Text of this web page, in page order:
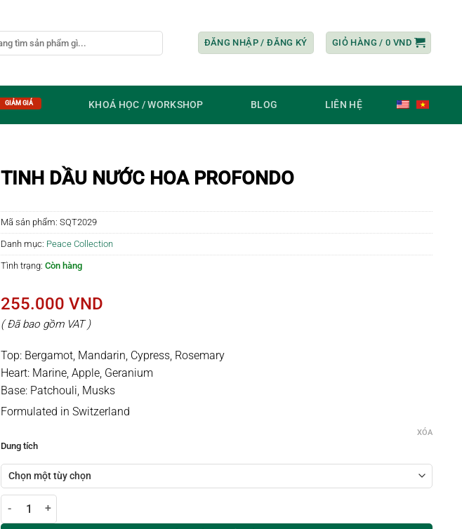
ĐĂNG NHẬP / ĐĂNG KÝ GIỎ HÀNG /0 VND
KHOÁ HỌC / WORKSHOP BLOG LIÊN HỆ
TINH DẦU NƯỚC HOA PROFONDO
Mã sản phẩm: SQT2029
Danh mục: Peace Collection
Tình trạng: Còn hàng
255.000 VND
( Đã bao gồm VAT )
Top: Bergamot, Mandarin, Cypress, Rosemary
Heart: Marine, Apple, Geranium
Base: Patchouli, Musks
Formulated in Switzerland
Dung tích
XÓA
Tinh dầu nước hoa PROFONDO số lượng